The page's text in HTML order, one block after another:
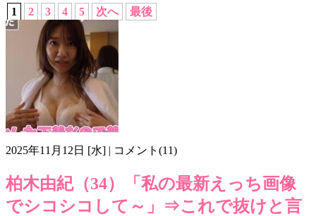
1 2 3 4 5 次へ 最後
2025年11月12日 [水] | コメント(11)
柏木由紀（34）「私の最新えっち画像
でシコシコして～」⇒これで抜けと言